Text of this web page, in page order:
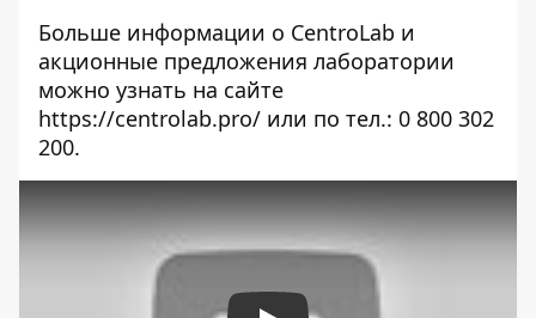
Больше информации о CentroLab и
акционные предложения лаборатории
можно узнать на сайте
https://centrolab.pro/ или по тел.: 0 800 302
200.